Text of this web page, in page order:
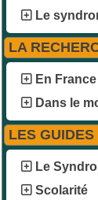
Le
LA
En France
Dans le
LES GUIDES
Le
Scolarité